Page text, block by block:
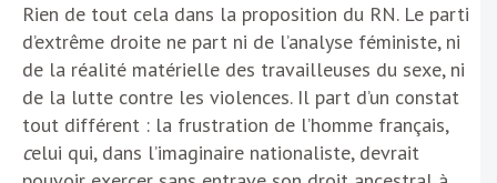
Rien de tout cela dans la proposition du RN. Le parti
d’extrême droite ne part ni de l’analyse féministe, ni
de la réalité matérielle des travailleuses du sexe, ni
de la lutte contre les violences. Il part d’un constat
tout différent : la frustration de l’homme français,
celui qui, dans l’imaginaire nationaliste, devrait